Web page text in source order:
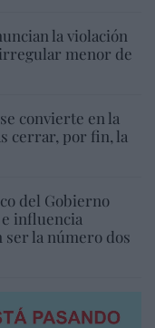
la violación
menor de
convierte en la
cerrar, por fin, la
del Gobierno
e influencia
la número dos